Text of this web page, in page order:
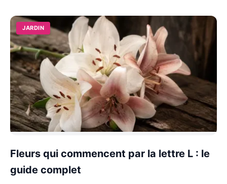
JARDIN
Fleurs qui commencent par la lettre L : le
guide complet